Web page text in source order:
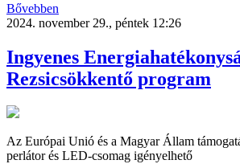
Bővebben
2024. november 29., péntek 12:26
Ingyenes
Rezsicsökkentő program
Az Európai Unió és a Magyar Állam
perlátor és LED-csomag igényelhető